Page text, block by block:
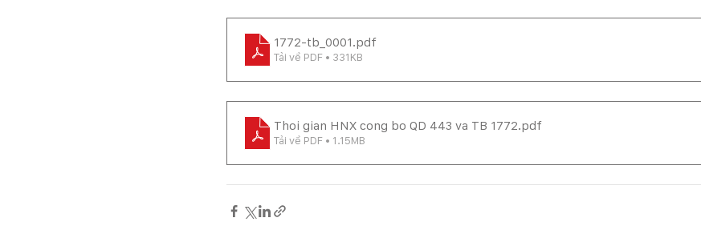
1772-tb_0001.pdf
Tải về PDF • 331KB
Thoi gian HNX cong bo QD 443 va TB 1772.pdf
Tải về PDF • 1.15MB